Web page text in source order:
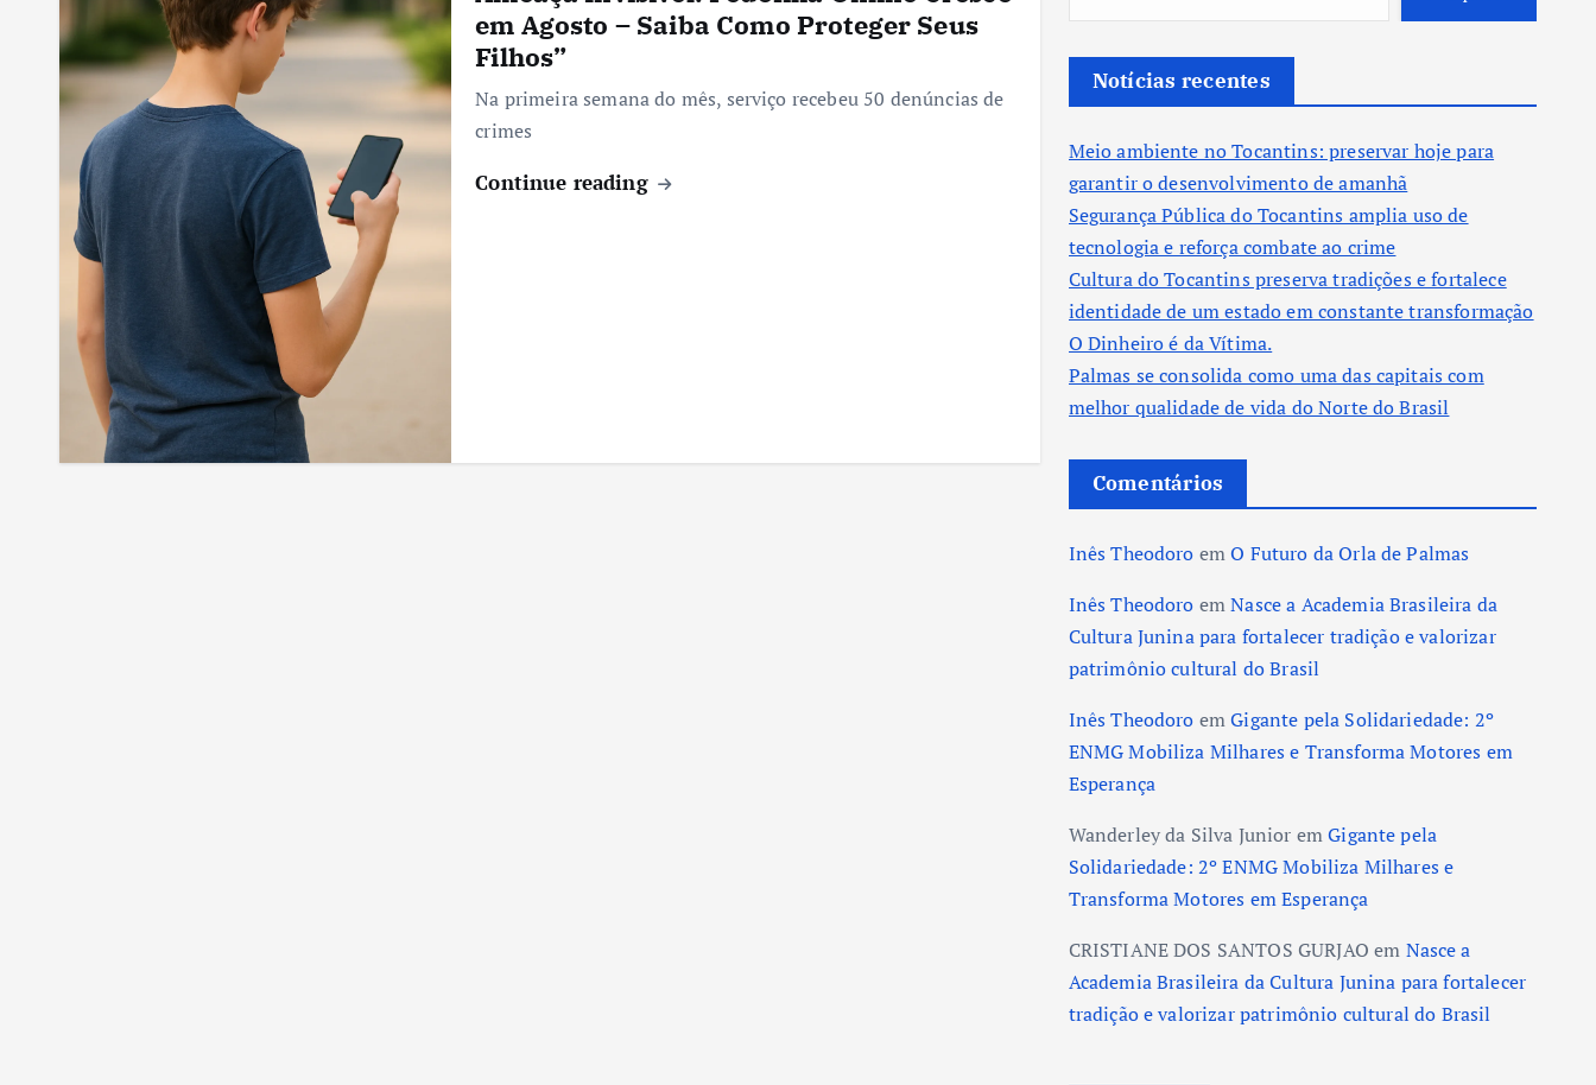
em Agosto – Saiba Como Proteger Seus
Filhos”
Na primeira semana do mês, serviço recebeu 50 denúncias de
crimes
Continue reading
Notícias recentes
Meio ambiente no Tocantins: preservar hoje para
garantir o desenvolvimento de amanhã
Segurança Pública do Tocantins amplia uso de
tecnologia e reforça combate ao crime
Cultura do Tocantins preserva tradições e fortalece
identidade de um estado em constante transformação
O Dinheiro é da Vítima.
Palmas se consolida como uma das capitais com
melhor qualidade de vida do Norte do Brasil
Comentários
Inês Theodoro emO Futuro da Orla de Palmas
Inês Theodoro emNasce a Academia Brasileira da
Cultura Junina para fortalecer tradição e valorizar
patrimônio cultural do Brasil
Inês Theodoro emGigante pela Solidariedade: 2º
ENMG Mobiliza Milhares e Transforma Motores em
Esperança
Wanderley da Silva Junior emGigante pela
Solidariedade: 2º ENMG Mobiliza Milhares e
Transforma Motores em Esperança
CRISTIANE DOS SANTOS GURJAO em Nasce a
Academia Brasileira da Cultura Junina para fortalecer
tradição e valorizar patrimônio cultural do Brasil